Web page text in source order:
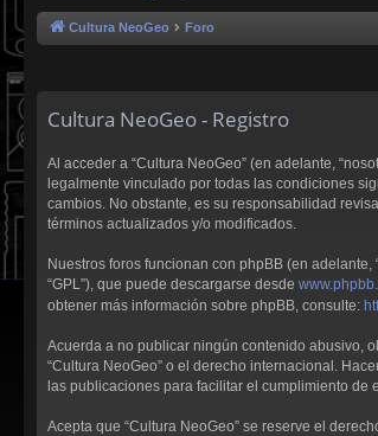
Cultura NeoGeo Foro
Cultura NeoGeo - Registro
Al acceder a “Cultura NeoGeo” (en adelante,
legalmente vinculado por todas las condiciones
cambios. No obstante, es su responsabilidad
términos actualizados y/o modificados.
Nuestros foros funcionan con phpBB (en adelante,
“GPL”), que puede descargarse desde
obtener más información sobre phpBB, consulte:
Acuerda a no publicar ningún contenido abusivo,
“Cultura NeoGeo” o el derecho internacional.
las publicaciones para facilitar el cumplimiento de
Acepta que “Cultura NeoGeo” se reserve el